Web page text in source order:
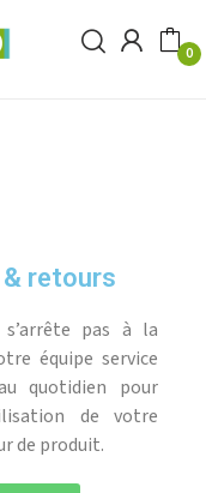
0
retours
pas à la
équipe service
quotidien pour
de votre
de produit.